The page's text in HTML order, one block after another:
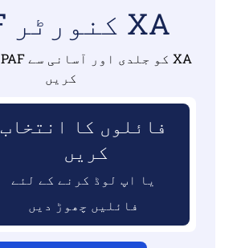
XA کنورٹر PAF
کریں
فائلوں کا انتخاب
کریں
یا اپ لوڈ کرنے کے لئے
فائلیں چھوڑ دیں